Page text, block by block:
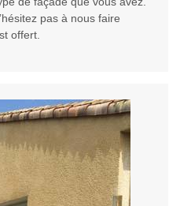
pas à nous faire
offert.